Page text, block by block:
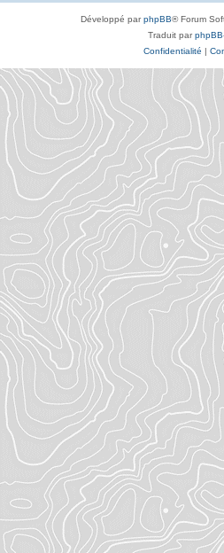
Développé parphpBB® Forum
Traduit par
Confidentialité |